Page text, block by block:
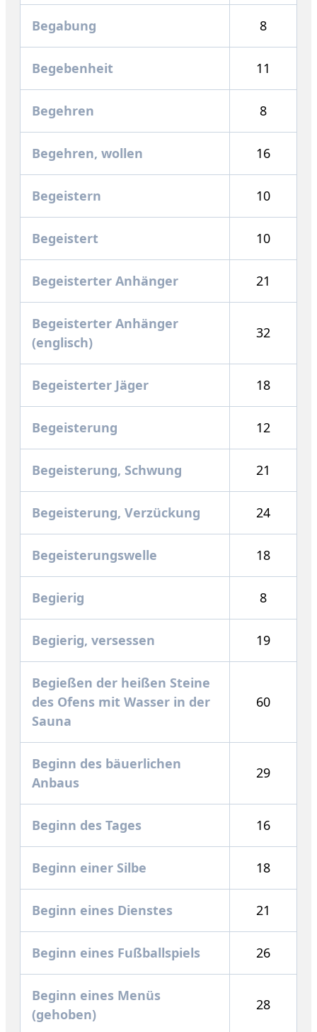
Begabung 8
Begebenheit 11
Begehren 8
Begehren, wollen 16
Begeistern 10
Begeistert 10
Begeisterter Anhänger 21
Begeisterter Anhänger
(englisch)
32
Begeisterter Jäger 18
Begeisterung 12
Begeisterung, Schwung 21
Begeisterung, Verzückung 24
Begeisterungswelle 18
Begierig 8
Begierig, versessen 19
Begießen der heißen Steine
des Ofens mit Wasser in der
Sauna
60
Beginn des bäuerlichen
Anbaus
29
Beginn des Tages 16
Beginn einer Silbe 18
Beginn eines Dienstes 21
Beginn eines Fußballspiels 26
Beginn eines Menüs
(gehoben)
28